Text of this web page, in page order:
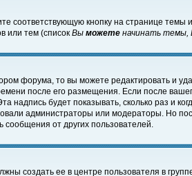
соответствующую кнопку на странице
или тем (список Вы можете начинать темы,
форума, то вы можете редактировать и
после его размещения. Если после
надпись будет показывать, сколько раз и
администраторы или модераторы. Но
сообщения от других пользователей.
создать ее в центре пользователя в